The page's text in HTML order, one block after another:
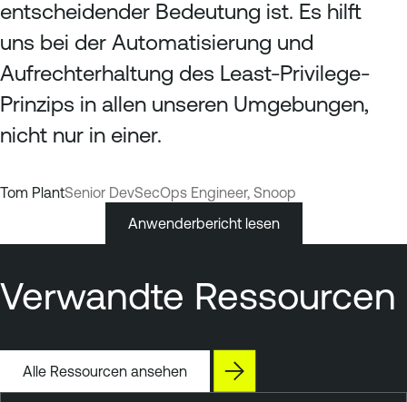
entscheidender Bedeutung ist. Es hilft
uns bei der Automatisierung und
Aufrechterhaltung des Least-Privilege-
Prinzips in allen unseren Umgebungen,
nicht nur in einer.
Tom PlantSenior DevSecOps Engineer, Snoop
Anwenderbericht lesen
Verwandte Ressourcen
Alle Ressourcen ansehen